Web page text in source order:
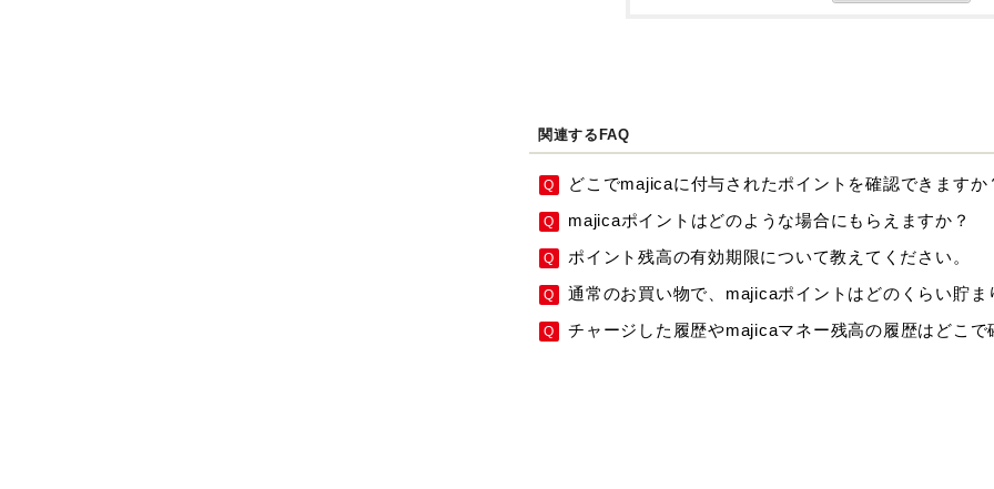
関連するFAQ
どこでmajicaに付与されたポイントを確認できますか
majicaポイントはどのような場合にもらえますか？
ポイント残高の有効期限について教えてください。
通常のお買い物で、majicaポイントはどのくらい貯ま
チャージした履歴やmajicaマネー残高の履歴はどこで